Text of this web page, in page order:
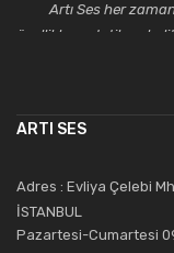
Artı Ses her zaman
özellikler, estetik ve
saygıdeğer yerini
Artı Ses, güler yüzü ve
güvenebileceğiniz bir
ARTI SES
Adres : Evliya Çelebi
İSTANBUL
Pazartesi-Cumartesi